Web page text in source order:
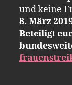
und keine
8. März
Beteiligt